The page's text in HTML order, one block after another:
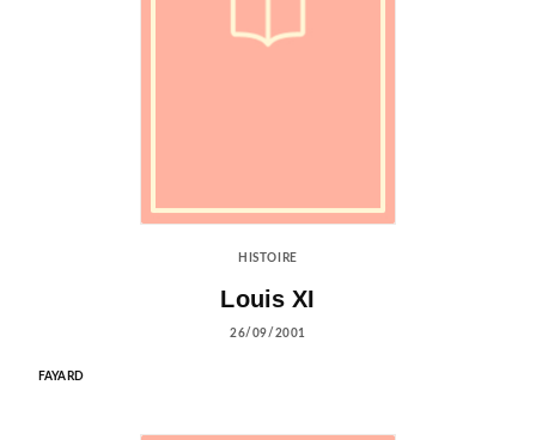
HISTOIRE
Louis XI
26/09/2001
FAYARD